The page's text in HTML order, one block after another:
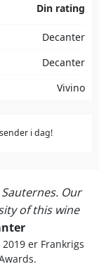
Din rating
Decanter
Decanter
Vivino
i dag!
Our
of this wine
er Frankrigs